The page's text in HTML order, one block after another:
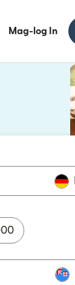
Mag-log In